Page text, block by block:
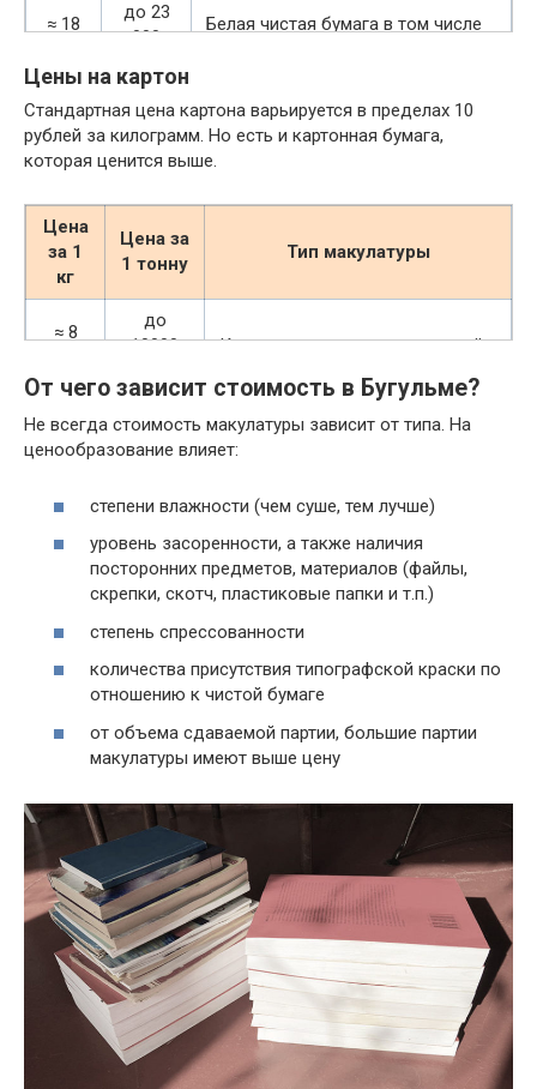
≈ 18
до 23
000
Белая чистая бумага в том числе
≈ 13
руб.
до 17
000
руб.
Офисная бумага совместно с
скоросшивателями и файлами
≈ 9
руб.
до 11
руб.
≈ 11
руб.
000
руб.
Газеты, отходы подобного
≈ 11
руб.
до 12
руб.
руб.
000
Журналы
до 10
500
руб.
Цветная бумага
≈ 9
до 11
500
Архивы с файлами
до 8
руб.
Отходы бумаги, картона
втулки и т.п.
Цены на картон
Стандартная цена картона варьируется в пределах 10
рублей за килограмм. Но есть и картонная бумага,
которая ценится выше.
Цена
за 1
кг
Цена за
1 тонну
Тип макулатуры
≈ 8
до
10000
Картон с присутствием краской
руб.
(обрезки), отходы производства
руб.
500 руб.
Коробки
≈ 15
до 16
500 руб.
Коробки под бананы
руб.
000 руб.
Картон из белой бумаги
От чего зависит стоимость в Бугульме?
Не всегда стоимость макулатуры зависит от типа. На
ценообразование влияет:
степени влажности (чем суше, тем лучше)
уровень засоренности, а также наличия
посторонних предметов, материалов (файлы,
скрепки, скотч, пластиковые папки и т.п.)
степень спрессованности
количества присутствия типографской краски по
отношению к чистой бумаге
от объема сдаваемой партии, большие партии
макулатуры имеют выше цену